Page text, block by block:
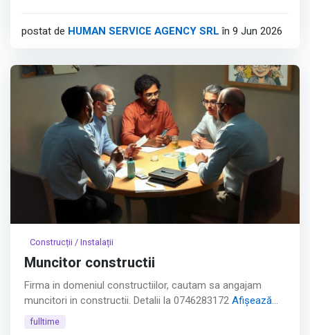
cu 2-3 ani experiență în circuite, testare sau design
Afișează tot
postat de HUMAN SERVICE AGENCY SRL în 9 Jun 2026
Construcții / Instalații
Muncitor constructii
Firma in domeniul constructiilor, cautam sa angajam
muncitori in constructii. Detalii la 0746283172 Afișează
tot
fulltime